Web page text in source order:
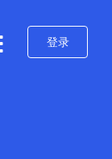
登录